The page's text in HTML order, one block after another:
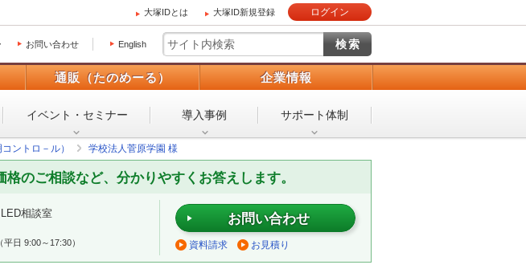
大塚IDとは 大塚ID新規登録 ログイン
お問い合わせ English
通販（たのめーる） 企業情報
イベント・ セミナー 導入事例 サポート体制
ントロ－ル） 学校法人菅原学園 様
のご相談など、分かりやすくお答えします。
相談室
平日 9:00～17:30）
お問い合わせ
資料請求 お見積り